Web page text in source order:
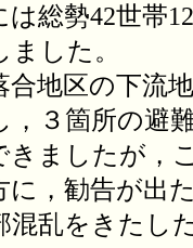
は総勢42世帯
した。
地区の下流
，３箇所の避
きましたが，
に，勧告が出
混乱をきたし